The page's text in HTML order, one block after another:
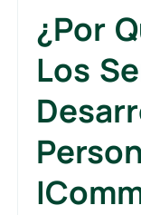
¿Por
Los